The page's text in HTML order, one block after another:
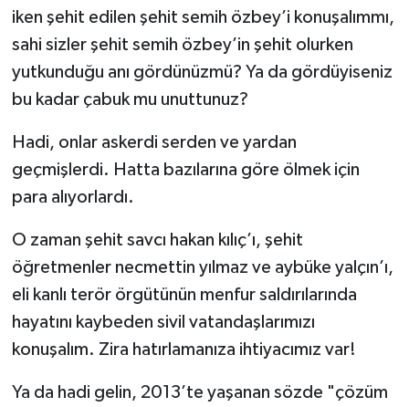
iken şehit edilen şehit semih özbey’i konuşalımmı,
sahi sizler şehit semih özbey’in şehit olurken
yutkunduğu anı gördünüzmü? Ya da gördüyiseniz
bu kadar çabuk mu unuttunuz?
Hadi, onlar askerdi serden ve yardan
geçmişlerdi. Hatta bazılarına göre ölmek için
para alıyorlardı.
O zaman şehit savcı hakan kılıç’ı, şehit
öğretmenler necmettin yılmaz ve aybüke yalçın’ı,
eli kanlı terör örgütünün menfur saldırılarında
hayatını kaybeden sivil vatandaşlarımızı
konuşalım. Zira hatırlamanıza ihtiyacımız var!
Ya da hadi gelin, 2013’te yaşanan sözde "çözüm